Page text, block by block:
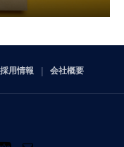
採用情報 会社概要